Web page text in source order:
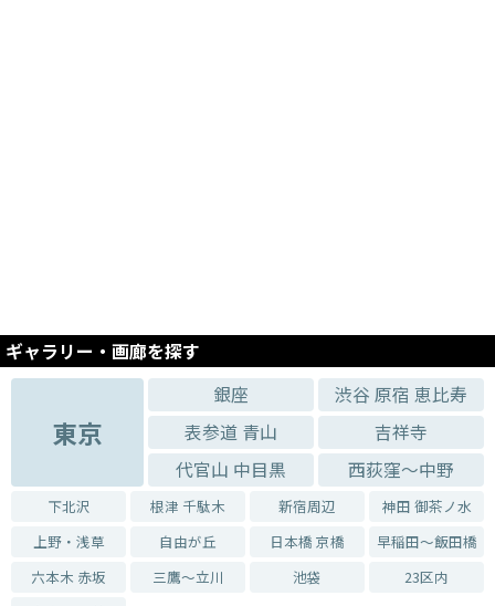
2025.05.12 - 2025.05.24
輪島明子 ガラス作品展 -光の稜線-
2025.04.04 - 2025.04.19
春つ方-はるつかた-vol.7
安原成美 個展
2025.02.20 - 2025.03.08
「ベールにふれる 安藤祐実個展」
ギャラリー・画廊を探す
東京
銀座
渋谷 原宿 恵比寿
表参道 青山
吉祥寺
代官山 中目黒
西荻窪～中野
下北沢 根津 千駄木 新宿周辺
神田 御茶ノ水
上野・浅草
自由が丘 日本橋 京橋
早稲田～飯田橋
六本木 赤坂
三鷹～立川 池袋
23区内